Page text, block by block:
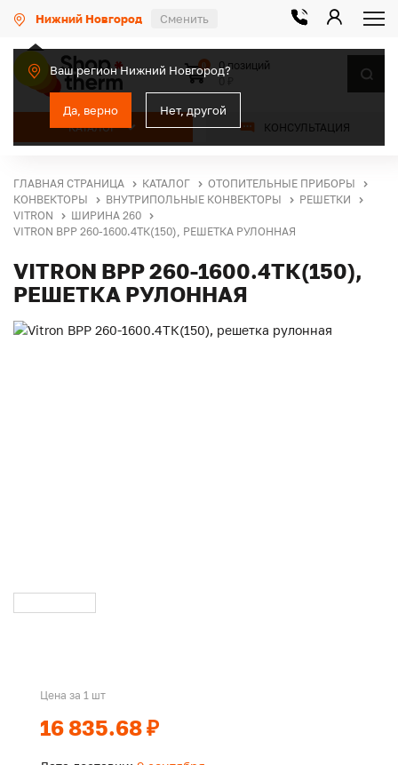
Нижний Новгород Сменить
Ваш регион Нижний Новгород?
Да, верно Нет, другой
КАТАЛОГ КОНСУЛЬТАЦИЯ
0
0 позиций
ГЛАВНАЯ СТРАНИЦА КАТАЛОГ
ОТОПИТЕЛЬНЫЕ ПРИБОРЫ
КОНВЕКТОРЫ
ВНУТРИПОЛЬНЫЕ КОНВЕКТОРЫ
РЕШЕТКИ
VITRON
ШИРИНА 260
VITRON ВРР 260-1600.4ТК(150), РЕШЕТКА РУЛОННАЯ
VITRON ВРР 260-1600.4ТК(150),
РЕШЕТКА РУЛОННАЯ
Цена за 1 шт
16 835.68 ₽